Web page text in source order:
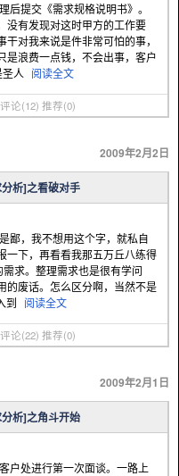
后提交《需求规格说明书》。
没有发现对这时甲方的工作要
对我来说是件非常可怕的事，
是浪费一点钱，不会出事，客户
人 阅读全文
评论(12) 推荐(0)
2009年2月2日
析]之看破对手
鄙，我不想用这个字，就私自
一下，再看看我那五万丘八练得
求。整理需求也是很有学问
的废话。怎么区分啊，当然不是
到 阅读全文
评论(22) 推荐(0)
2009年2月1日
析]之角斗开始
户处进行第一次面谈。一路上